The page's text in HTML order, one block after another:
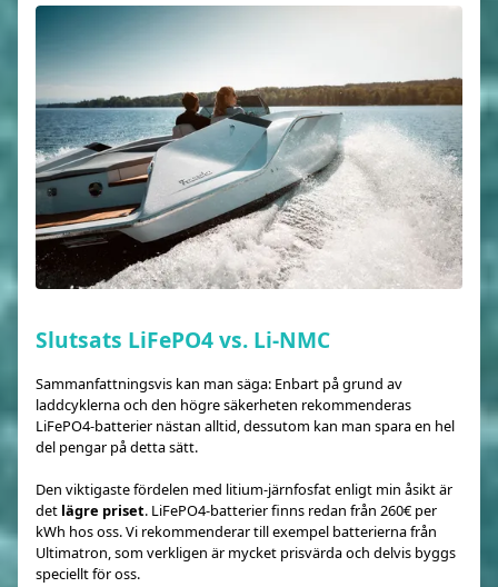
Slutsats LiFePO4 vs. Li-NMC
Sammanfattningsvis kan man säga: Enbart på grund av
laddcyklerna och den högre säkerheten rekommenderas
LiFePO4-batterier nästan alltid, dessutom kan man spara en hel
del pengar på detta sätt.
Den viktigaste fördelen med litium-järnfosfat enligt min åsikt är
det lägre priset. LiFePO4-batterier finns redan från 260€ per
kWh hos oss. Vi rekommenderar till exempel batterierna från
Ultimatron, som verkligen är mycket prisvärda och delvis byggs
speciellt för oss.